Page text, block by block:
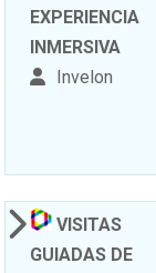
EXPERIENCIA
INMERSIVA
Invelon
VISITAS
GUIADAS DE